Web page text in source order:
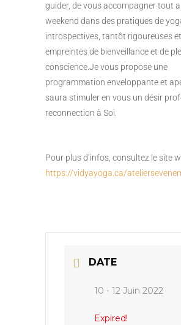
guider, de vous accompagner tout
weekend dans des pratiques de
introspectives, tantôt rigoureuses
empreintes de bienveillance et de
conscience.Je vous propose une
programmation enveloppante et
saura stimuler en vous un désir
reconnection à Soi.
Pour plus d’infos, consultez le site
https://vidyayoga.ca/
DATE
10 - 12 Juin 2022
Expired!